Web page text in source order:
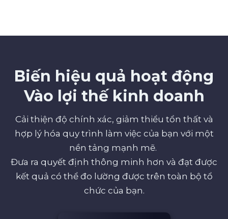
Biến hiệu quả hoạt động
Vào lợi thế kinh doanh
Cải thiện độ chính xác, giảm thiểu tổn thất và
hợp lý hóa quy trình làm việc của bạn với một
nền tảng mạnh mẽ.
Đưa ra quyết định thông minh hơn và đạt được
kết quả có thể đo lường được trên toàn bộ tổ
chức của bạn.